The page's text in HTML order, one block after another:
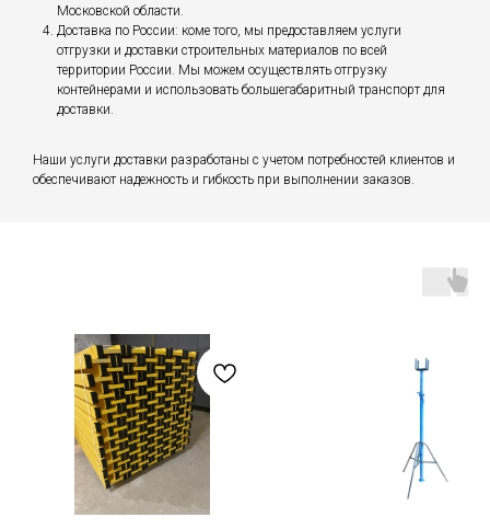
Московской области.
Доставка по России: коме того, мы предоставляем услуги
отгрузки и доставки строительных материалов по всей
территории России. Мы можем осуществлять отгрузку
контейнерами и использовать большегабаритный транспорт для
доставки.
Наши услуги доставки разработаны с учетом потребностей клиентов и
обеспечивают надежность и гибкость при выполнении заказов.